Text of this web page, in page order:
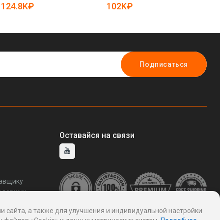
5083092)
124.8K₽
12062298)
102K₽
Подписаться
Оставайся на связи
а также для улучшения и индивидуальной настройки